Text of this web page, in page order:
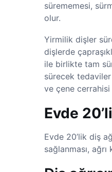
sürememesi,
olur.
Yirmilik dişler
dişlerde
ile birlikte tam
sürecek
ve çene
Evde
Evde 20’lik diş
sağlanması,